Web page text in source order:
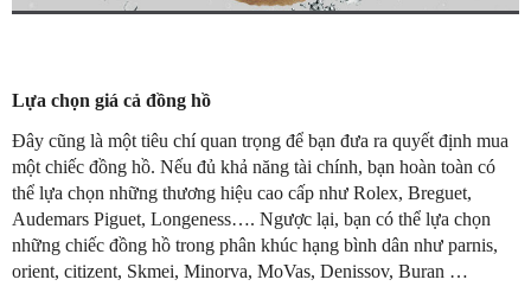
Lựa chọn giá cả đồng hồ
Đây cũng là một tiêu chí quan trọng để bạn đưa ra quyết định mua
một chiếc đồng hồ. Nếu đủ khả năng tài chính, bạn hoàn toàn có
thể lựa chọn những thương hiệu cao cấp như Rolex, Breguet,
Audemars Piguet, Longeness…. Ngược lại, bạn có thể lựa chọn
những chiếc đồng hồ trong phân khúc hạng bình dân như parnis,
orient, citizent, Skmei, Minorva, MoVas, Denissov, Buran …